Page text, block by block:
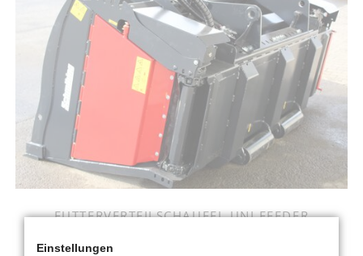
FUTTERVERTEILSCHAUFEL UNI FEEDER
Einstellungen